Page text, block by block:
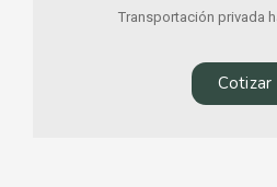
Transportación privada
Cotizar